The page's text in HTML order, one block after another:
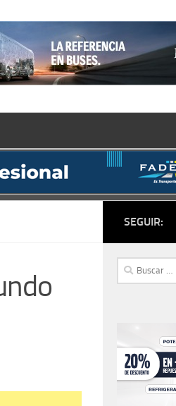
SEGUIR:
Buscar: